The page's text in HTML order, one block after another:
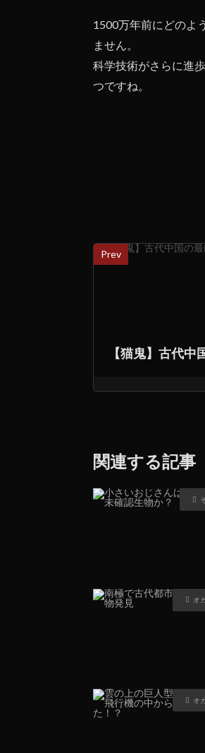
1500万年前にどのよ
ません。
科学技術がさらに進
つですね。
Prev
【猫鬼】古代中
関連する記事
オ
オ